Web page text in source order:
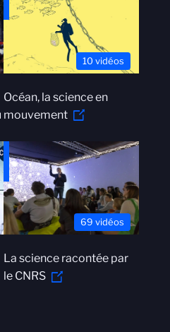
10 vidéos
Océan, la science en
mouvement
69 vidéos
La science racontée par
le CNRS